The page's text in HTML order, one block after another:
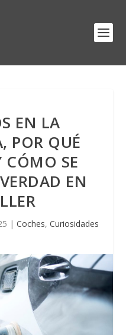
EN LA
POR QUÉ
CÓMO SE
EN
| Coches, Curiosidades